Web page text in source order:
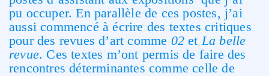
pu occuper. En parallèle de ces postes, j’ai
aussi commencé à écrire des textes critiques
pour des revues d’art comme 02 etLa belle
revue. Ces textes m’ont permis de faire des
rencontres déterminantes comme celle de